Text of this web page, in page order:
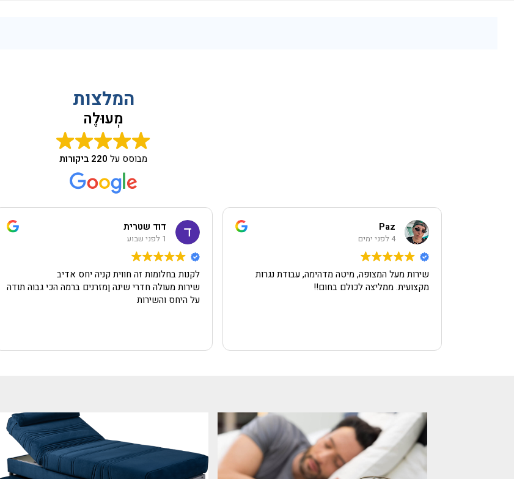
המלצות
מְעוּלֶה
מבוסס על 220 ביקורות
דוד שטרית
1 לפני שבוע
לקנות בחלומות זה חווית קניה יחס אדיב
שירות מעולה חדרי שינה ןמזרנים ברמה הכי גבוה תודה
על היחס והשירות
Paz
4 לפני ימים
שירות מעל המצופה, מיטה מדהימה, עבודת נגרות
מקצועית. ממליצה לכולם בחום!!